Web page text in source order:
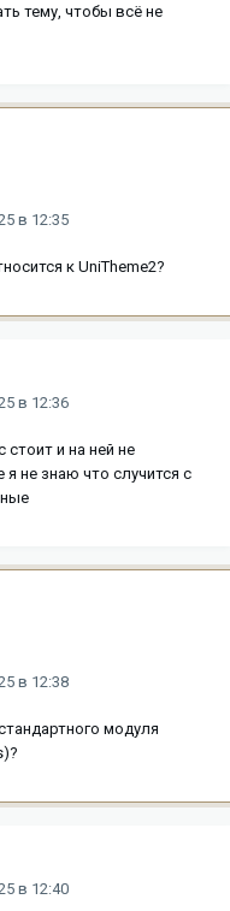
тему, чтобы всё не
в 12:35
к UniTheme2?
в 12:36
стоит и на ней не
не знаю что случится с
в 12:38
модуля
в 12:40